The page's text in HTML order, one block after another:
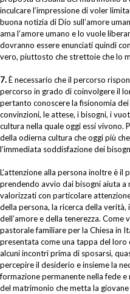
inculcare l’impressione di voler
buona notizia di Dio sull’amore
ama l’amore umano e lo vuole
dovranno essere enunciati quindi
vero, piuttosto che strettoie che lo
7.È necessario che il percorso
percorso in grado di coinvolgere il
pertanto conoscere la fisionomia
convinzioni, le attese, i bisogni, i
cultura nella quale oggi essi vivono.
della odierna cultura che oggi più
l’immediata soddisfazione dei
L’attenzione alla persona inoltre è il
prendendo avvio dai bisogni aiuta a
valorizzati con particolare
della persona, la ricerca della
dell’amore e della tenerezza.
pastorale familiare per la Chiesa in
presentata come una tappa del loro
alcuni incontri prima di sposarsi,
percepire il desiderio e insieme la
formazione permanente nella fede
del matrimonio che metta la